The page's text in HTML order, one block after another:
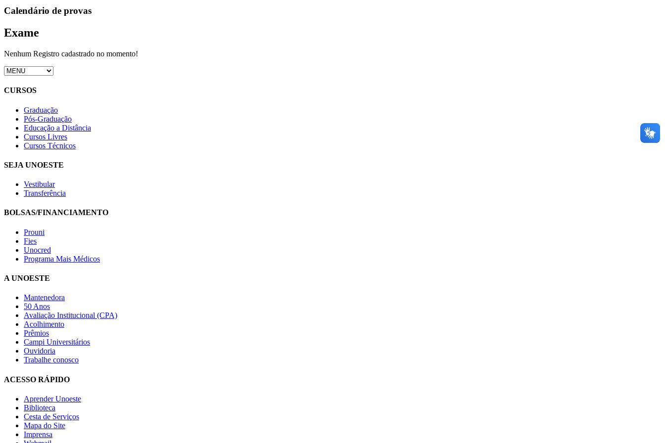
Calendário de provas
Exame
Nenhum Registro cadastrado no momento!
CURSOS
Graduação
Pós-Graduação
Educação a Distância
Cursos Livres
Cursos Técnicos
SEJA UNOESTE
Vestibular
Transferência
BOLSAS/FINANCIAMENTO
Prouni
Fies
Unocred
Programa Mais Médicos
A UNOESTE
Mantenedora
50 Anos
Avaliação Institucional (CPA)
Acolhimento
Prêmios
Campi Universitários
Ouvidoria
Trabalhe conosco
ACESSO RÁPIDO
Aprender Unoeste
Biblioteca
Cesta de Serviços
Mapa do Site
Imprensa